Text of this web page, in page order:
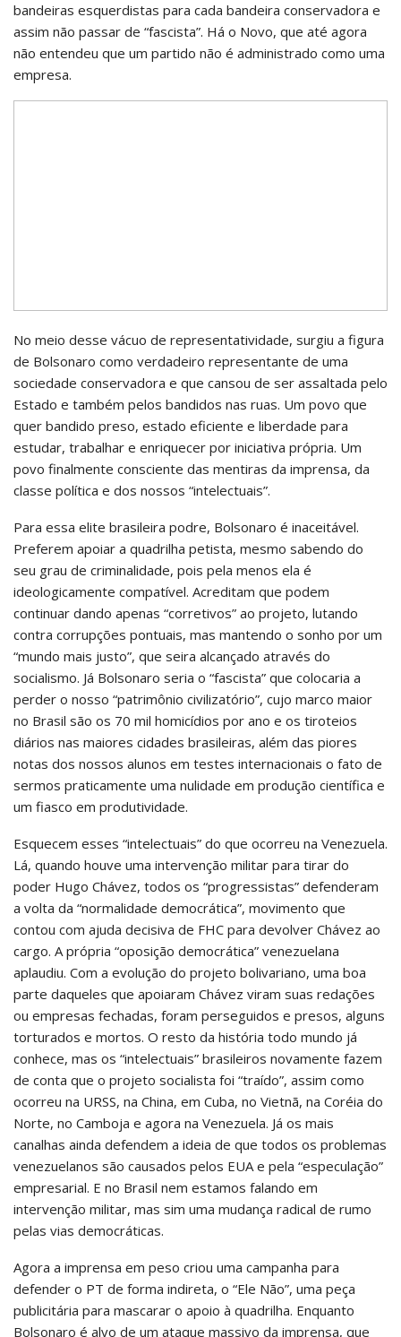
bandeiras esquerdistas para cada bandeira conservadora e
assim não passar de “fascista”. Há o Novo, que até agora
não entendeu que um partido não é administrado como uma
empresa.
No meio desse vácuo de representatividade, surgiu a figura
de Bolsonaro como verdadeiro representante de uma
sociedade conservadora e que cansou de ser assaltada pelo
Estado e também pelos bandidos nas ruas. Um povo que
quer bandido preso, estado eficiente e liberdade para
estudar, trabalhar e enriquecer por iniciativa própria. Um
povo finalmente consciente das mentiras da imprensa, da
classe política e dos nossos “intelectuais”.
Para essa elite brasileira podre, Bolsonaro é inaceitável.
Preferem apoiar a quadrilha petista, mesmo sabendo do
seu grau de criminalidade, pois pela menos ela é
ideologicamente compatível. Acreditam que podem
continuar dando apenas “corretivos” ao projeto, lutando
contra corrupções pontuais, mas mantendo o sonho por um
“mundo mais justo”, que seira alcançado através do
socialismo. Já Bolsonaro seria o “fascista” que colocaria a
perder o nosso “patrimônio civilizatório”, cujo marco maior
no Brasil são os 70 mil homicídios por ano e os tiroteios
diários nas maiores cidades brasileiras, além das piores
notas dos nossos alunos em testes internacionais o fato de
sermos praticamente uma nulidade em produção científica e
um fiasco em produtividade.
Esquecem esses “intelectuais” do que ocorreu na Venezuela.
Lá, quando houve uma intervenção militar para tirar do
poder Hugo Chávez, todos os “progressistas” defenderam
a volta da “normalidade democrática”, movimento que
contou com ajuda decisiva de FHC para devolver Chávez ao
cargo. A própria “oposição democrática” venezuelana
aplaudiu. Com a evolução do projeto bolivariano, uma boa
parte daqueles que apoiaram Chávez viram suas redações
ou empresas fechadas, foram perseguidos e presos, alguns
torturados e mortos. O resto da história todo mundo já
conhece, mas os “intelectuais” brasileiros novamente fazem
de conta que o projeto socialista foi “traído”, assim como
ocorreu na URSS, na China, em Cuba, no Vietnã, na Coréia do
Norte, no Camboja e agora na Venezuela. Já os mais
canalhas ainda defendem a ideia de que todos os problemas
venezuelanos são causados pelos EUA e pela “especulação”
empresarial. E no Brasil nem estamos falando em
intervenção militar, mas sim uma mudança radical de rumo
pelas vias democráticas.
Agora a imprensa em peso criou uma campanha para
defender o PT de forma indireta, o “Ele Não”, uma peça
publicitária para mascarar o apoio à quadrilha. Enquanto
Bolsonaro é alvo de um ataque massivo da imprensa, que